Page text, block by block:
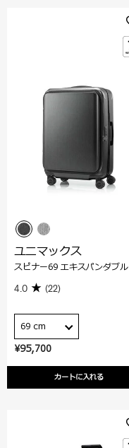
¥95,700
カートに入れる
ユニマックス
スピナー69 エキスパンダブル
4.0 (22)
69 cm